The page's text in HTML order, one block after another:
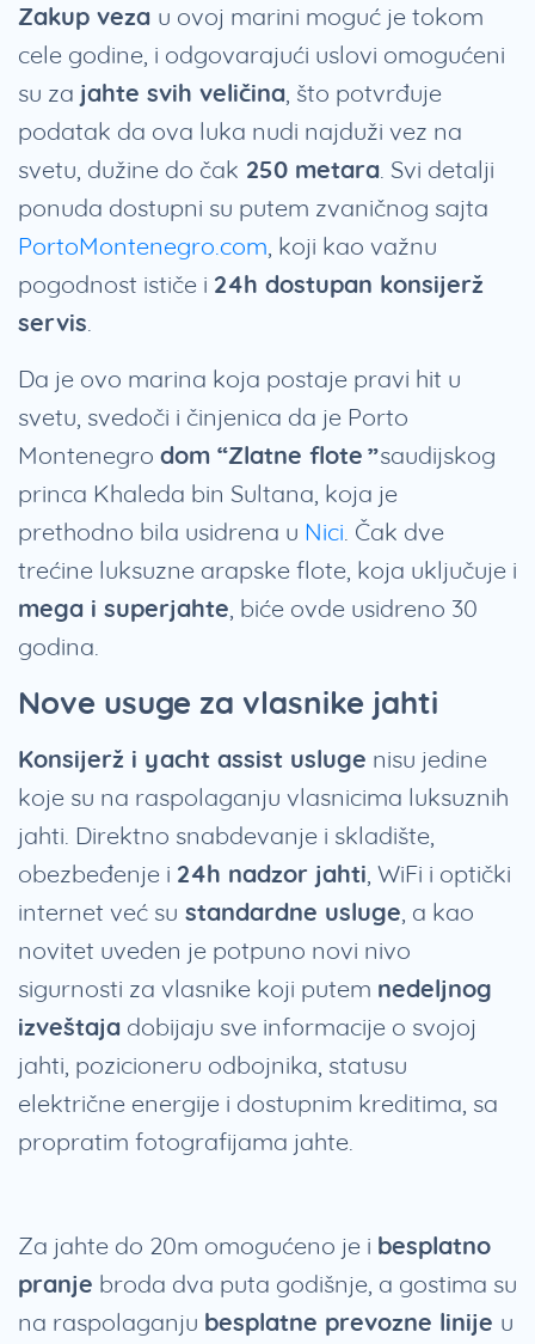
Zakup veza u ovoj marini moguć je tokom
cele godine, i odgovarajući uslovi omogućeni
su za jahte svih veličina, što potvrđuje
podatak da ova luka nudi najduži vez na
svetu, dužine do čak 250 metara. Svi detalji
ponuda dostupni su putem zvaničnog sajta
PortoMontenegro.com, koji kao važnu
pogodnost ističe i 24h dostupan konsijerž
servis.
Da je ovo marina koja postaje pravi hit u
svetu, svedoči i činjenica da je Porto
Montenegro dom “Zlatne flote”saudijskog
princa Khaleda bin Sultana, koja je
prethodno bila usidrena u Nici. Čak dve
trećine luksuzne arapske flote, koja uključuje i
mega i superjahte, biće ovde usidreno 30
godina.
Nove usuge za vlasnike jahti
Konsijerž i yacht assist usluge nisu jedine
koje su na raspolaganju vlasnicima luksuznih
jahti. Direktno snabdevanje i skladište,
obezbeđenje i 24h nadzor jahti, WiFi i optički
internet već su standardne usluge, a kao
novitet uveden je potpuno novi nivo
sigurnosti za vlasnike koji putem nedeljnog
izveštaja dobijaju sve informacije o svojoj
jahti, pozicioneru odbojnika, statusu
električne energije i dostupnim kreditima, sa
propratim fotografijama jahte.
Za jahte do 20m omogućeno je i besplatno
pranje broda dva puta godišnje, a gostima su
na raspolaganju besplatne prevozne linije u